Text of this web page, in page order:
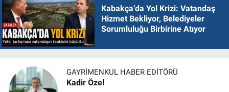
Kabakça’da Yol Krizi: Vatandaş
Hizmet Bekliyor, Belediyeler
Sorumluluğu Birbirine Atıyor
GAYRIMENKUL HABER EDITÖRÜ
Kadir Özel